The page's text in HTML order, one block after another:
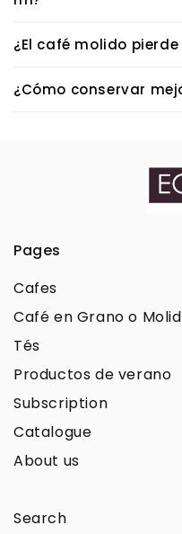
¿El café molido
¿Cómo conservar
Pages
Cafes
Café en Grano o
Tés
Productos de verano
Subscription
Catalogue
About us
Search